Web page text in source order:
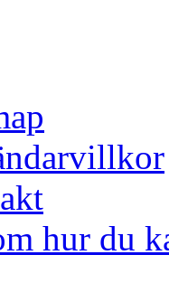
hur du